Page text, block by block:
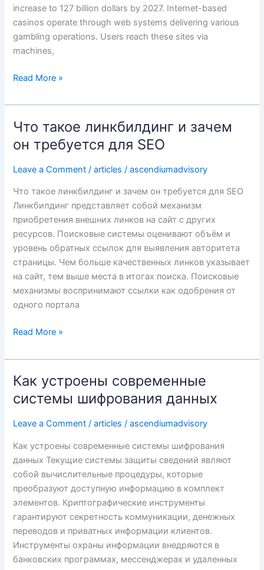
increase to 127 billion dollars by 2027. Internet-based
casinos operate through web systems delivering various
gambling operations. Users reach these sites via
machines,
Read More »
Что такое линкбилдинг и зачем
он требуется для SEO
Leave a Comment /articles /ascendiumadvisory
Что такое линкбилдинг и зачем он требуется для SEO
Линкбилдинг представляет собой механизм
приобретения внешних линков на сайт с других
ресурсов. Поисковые системы оценивают объём и
уровень обратных ссылок для выявления авторитета
страницы. Чем больше качественных линков указывает
на сайт, тем выше места в итогах поиска. Поисковые
механизмы воспринимают ссылки как одобрения от
одного портала
Что
линкбилдинг
и
он
требуется
для
SEO
Read More »
Как устроены современные
системы шифрования данных
Leave a Comment /articles /ascendiumadvisory
Как устроены современные системы шифрования
данных Текущие системы защиты сведений являют
собой вычислительные процедуры, которые
преобразуют доступную информацию в комплект
элементов. Криптографические инструменты
гарантируют секретность коммуникации, денежных
переводов и приватных информации клиентов.
Инструменты охраны информации внедряются в
банковских программах, мессенджерах и удаленных
Как
современные
системы
данных